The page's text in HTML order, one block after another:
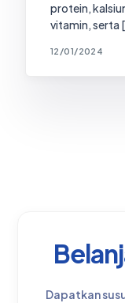
protein,
vitamin, serta
12/01/2024
Dapatkan